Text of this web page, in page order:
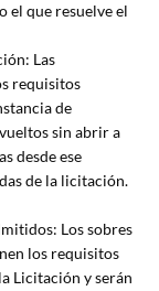
el que resuelve el
Las
requisitos
de
sin abrir a
desde ese
de la licitación.
Los sobres
los requisitos
Licitación y serán